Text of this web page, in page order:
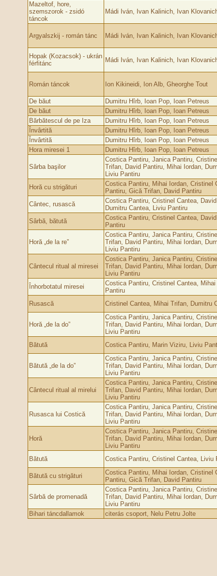
Mazeltof, hore,
szemszorok - zsidó
táncok
Mádi Iván, Ivan Kalinich, Ivan
Argyalszkij - román tánc Mádi Iván, Ivan Kalinich, Ivan
Hopak (Kozacsok) - ukrán
férfitánc
Mádi Iván, Ivan Kalinich, Ivan
Román táncok Ion Kikineidi, Ion Alb, Gheorghe Tout
De băut
Dumitru Hîrb, Ioan Pop, Ioan Petreus
De băut
Dumitru Hîrb, Ioan Pop, Ioan Petreus
Bărbătescul de pe Iza
Dumitru Hîrb, Ioan Pop, Ioan Petreus
Învârtită
Dumitru Hîrb, Ioan Pop, Ioan Petreus
Învârtită
Dumitru Hîrb, Ioan Pop, Ioan Petreus
Hora miresei 1
Dumitru Hîrb, Ioan Pop, Ioan Petreus
Sârba başilor
Costica Pantiru, Janica Pantiru,
Trifan, David Pantiru, Mihai Iordan,
Liviu Pantiru
Horă cu strigături
Costica Pantiru, Mihai Iordan, Cristinel
Pantiru, Gică Trifan, David Pantiru
Cântec, rusască
Costica Pantiru, Cristinel Cantea,
Dumitru Cantea, Liviu Pantiru
Sârbă, bătută
Costica Pantiru, Cristinel Cantea,
Pantiru
Horă „de la re”
Costica Pantiru, Janica Pantiru,
Trifan, David Pantiru, Mihai Iordan,
Liviu Pantiru
Cântecul ritual al miresei
Costica Pantiru, Janica Pantiru,
Trifan, David Pantiru, Mihai Iordan,
Liviu Pantiru
Înhorbotatul miresei
Costica Pantiru, Cristinel Cantea,
Pantiru
Rusască
Cristinel Cantea, Mihai Trifan, Dumitru
Horă „de la do”
Costica Pantiru, Janica Pantiru,
Trifan, David Pantiru, Mihai Iordan,
Liviu Pantiru
Bătută
Costica Pantiru, Marin Viziru, Liviu
Bătută „de la do”
Costica Pantiru, Janica Pantiru,
Trifan, David Pantiru, Mihai Iordan,
Liviu Pantiru
Cântecul ritual al mirelui
Costica Pantiru, Janica Pantiru,
Trifan, David Pantiru, Mihai Iordan,
Liviu Pantiru
Rusasca lui Costică
Costica Pantiru, Janica Pantiru,
Trifan, David Pantiru, Mihai Iordan,
Liviu Pantiru
Horă
Costica Pantiru, Janica Pantiru,
Trifan, David Pantiru, Mihai Iordan,
Liviu Pantiru
Bătută
Costica Pantiru, Cristinel Cantea, Liviu
Bătută cu strigături
Costica Pantiru, Mihai Iordan, Cristinel
Pantiru, Gică Trifan, David Pantiru
Sârbă de promenadă
Costica Pantiru, Janica Pantiru,
Trifan, David Pantiru, Mihai Iordan,
Liviu Pantiru
Bihari táncdallamok
citerás csoport, Nelu Petru Jolte